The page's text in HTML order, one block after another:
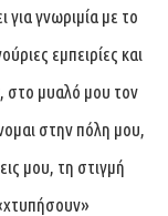
για γνωριμία με το
εμπειρίες και
στο μυαλό μου τον
στην πόλη μου,
μου, τη στιγμή